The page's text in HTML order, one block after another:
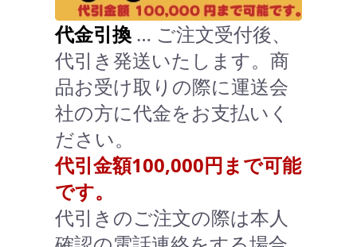
代金引換 … ご注文受付後、
代引き発送いたします。商
品お受け取りの際に運送会
社の方に代金をお支払いく
ださい。
代引金額100,000円まで可能
です。
代引きのご注文の際は本人